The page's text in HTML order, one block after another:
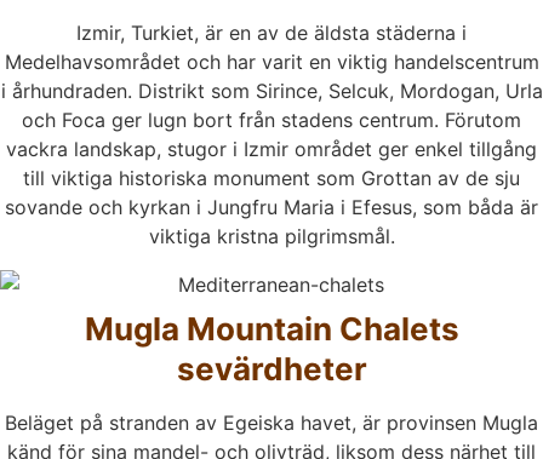
Izmir, Turkiet, är en av de äldsta städerna i
Medelhavsområdet och har varit en viktig handelscentrum
i århundraden. Distrikt som Sirince, Selcuk, Mordogan, Urla
och Foca ger lugn bort från stadens centrum. Förutom
vackra landskap, stugor i Izmir området ger enkel tillgång
till viktiga historiska monument som Grottan av de sju
sovande och kyrkan i Jungfru Maria i Efesus, som båda är
viktiga kristna pilgrimsmål.
Mugla Mountain Chalets
sevärdheter
Beläget på stranden av Egeiska havet, är provinsen Mugla
känd för sina mandel- och olivträd, liksom dess närhet till